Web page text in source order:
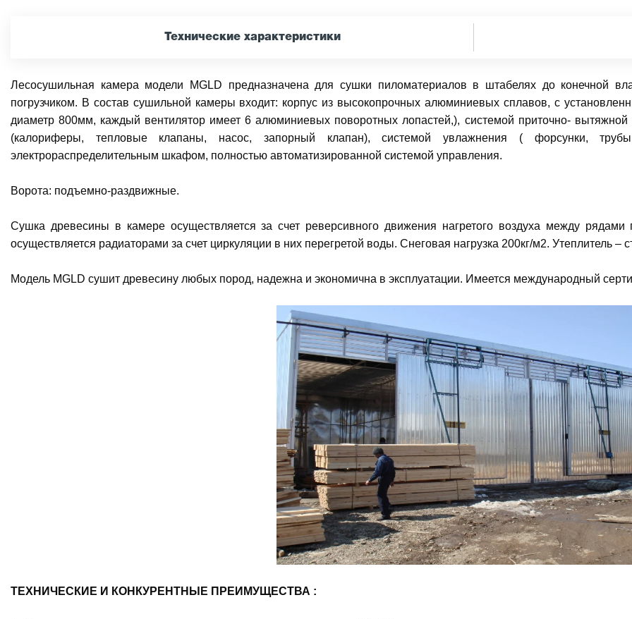
Технические характеристики
Лесосушильная камера модели MGLD предназначена для сушки пиломатериалов в штабелях до конечной
погрузчиком. В состав сушильной камеры входит: корпус из высокопрочных алюминиевых сплавов, с
диаметр 800мм, каждый вентилятор имеет 6 алюминиевых поворотных лопастей,), системой приточно-
(калориферы, тепловые клапаны, насос, запорный клапан), системой увлажнения ( форсунки,
электрораспределительным шкафом, полностью автоматизированной системой управления.
Ворота: подъемно-раздвижные.
Сушка древесины в камере осуществляется за счет реверсивного движения нагретого воздуха между
осуществляется радиаторами за счет циркуляции в них перегретой воды. Снеговая нагрузка 200кг/м2. Утеплитель
Модель MGLD сушит древесину любых пород, надежна и экономична в эксплуатации. Имеется международный
ТЕХНИЧЕСКИЕ И КОНКУРЕНТНЫЕ ПРЕИМУЩЕСТВА :